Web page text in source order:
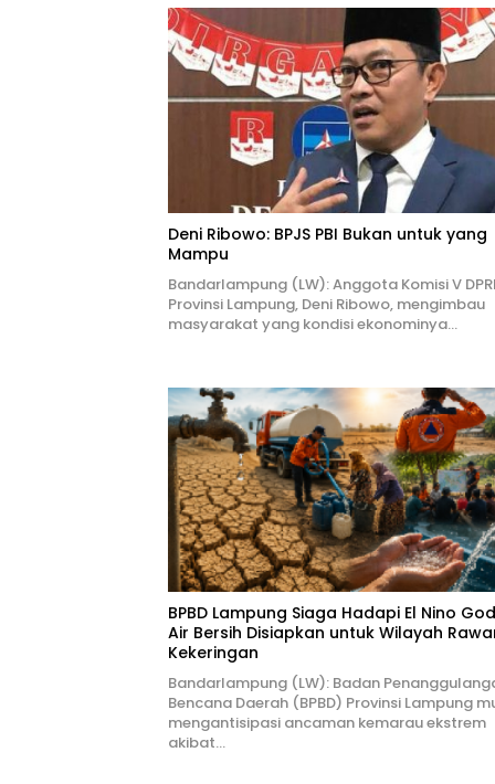
Deni Ribowo: BPJS PBI Bukan untuk yang
Mampu
Bandarlampung (LW): Anggota Komisi V
Provinsi Lampung, Deni Ribowo, mengimbau
masyarakat yang kondisi ekonominya…
BPBD Lampung Siaga Hadapi El Nino
Air Bersih Disiapkan untuk Wilayah
Kekeringan
Bandarlampung (LW): Badan
Bencana Daerah (BPBD) Provinsi Lampung
mengantisipasi ancaman kemarau ekstrem
akibat…